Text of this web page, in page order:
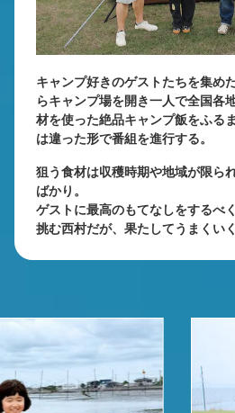
キャンプ好きのゲストたちを集め
らキャンプ場を開き一人で全国各
材を使った絶品キャンプ飯をふる
は違った形で番組を進行する。
狙う食材は収穫時期や地域が限ら
ばかり。
ゲストに最高のもてなしをするべ
挑む西村だが、果たしてうまくいく